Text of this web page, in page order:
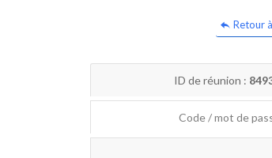
Retour
ID de réunion :
Code / mot de